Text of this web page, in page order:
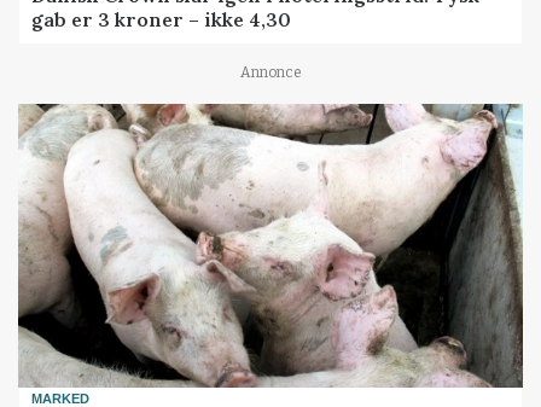
gab er 3 kroner – ikke 4,30
Annonce
MARKED